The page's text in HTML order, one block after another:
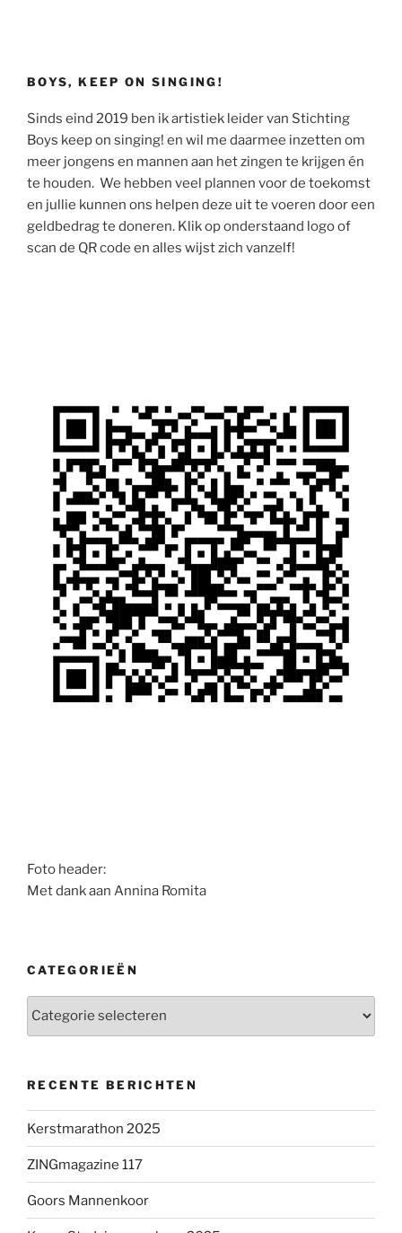
BOYS, KEEP ON SINGING!
Sinds eind 2019 ben ik artistiek leider van Stichting
Boys keep on singing! en wil me daarmee inzetten om
meer jongens en mannen aan het zingen te krijgen én
te houden. We hebben veel plannen voor de toekomst
en jullie kunnen ons helpen deze uit te voeren door een
geldbedrag te doneren. Klik op onderstaand logo of
scan de QR code en alles wijst zich vanzelf!
Foto header:
Met dank aan Annina Romita
CATEGORIEËN
Categorieën
RECENTE BERICHTEN
Kerstmarathon 2025
ZINGmagazine 117
Goors Mannenkoor